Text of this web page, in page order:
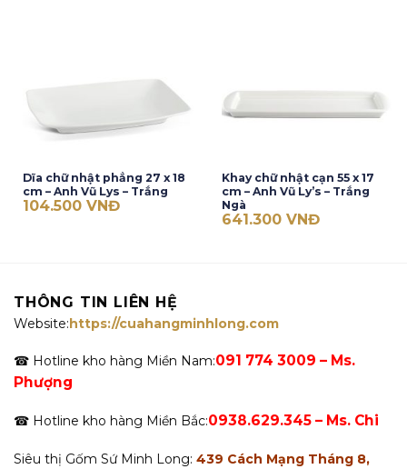
Dĩa chữ nhật phẳng 27 x 18
cm – Anh Vũ Lys – Trắng
104.500 VNĐ
Khay chữ nhật cạn 55 x 17
cm – Anh Vũ Ly’s – Trắng
Ngà
641.300 VNĐ
THÔNG TIN LIÊN HỆ
Website:https://cuahangminhlong.com
☎ Hotline kho hàng Miền Nam:091 774 3009 – Ms.
Phượng
☎ Hotline kho hàng Miền Bắc:0938.629.345 – Ms. Chi
Siêu thị Gốm Sứ Minh Long: 439 Cách Mạng Tháng 8,